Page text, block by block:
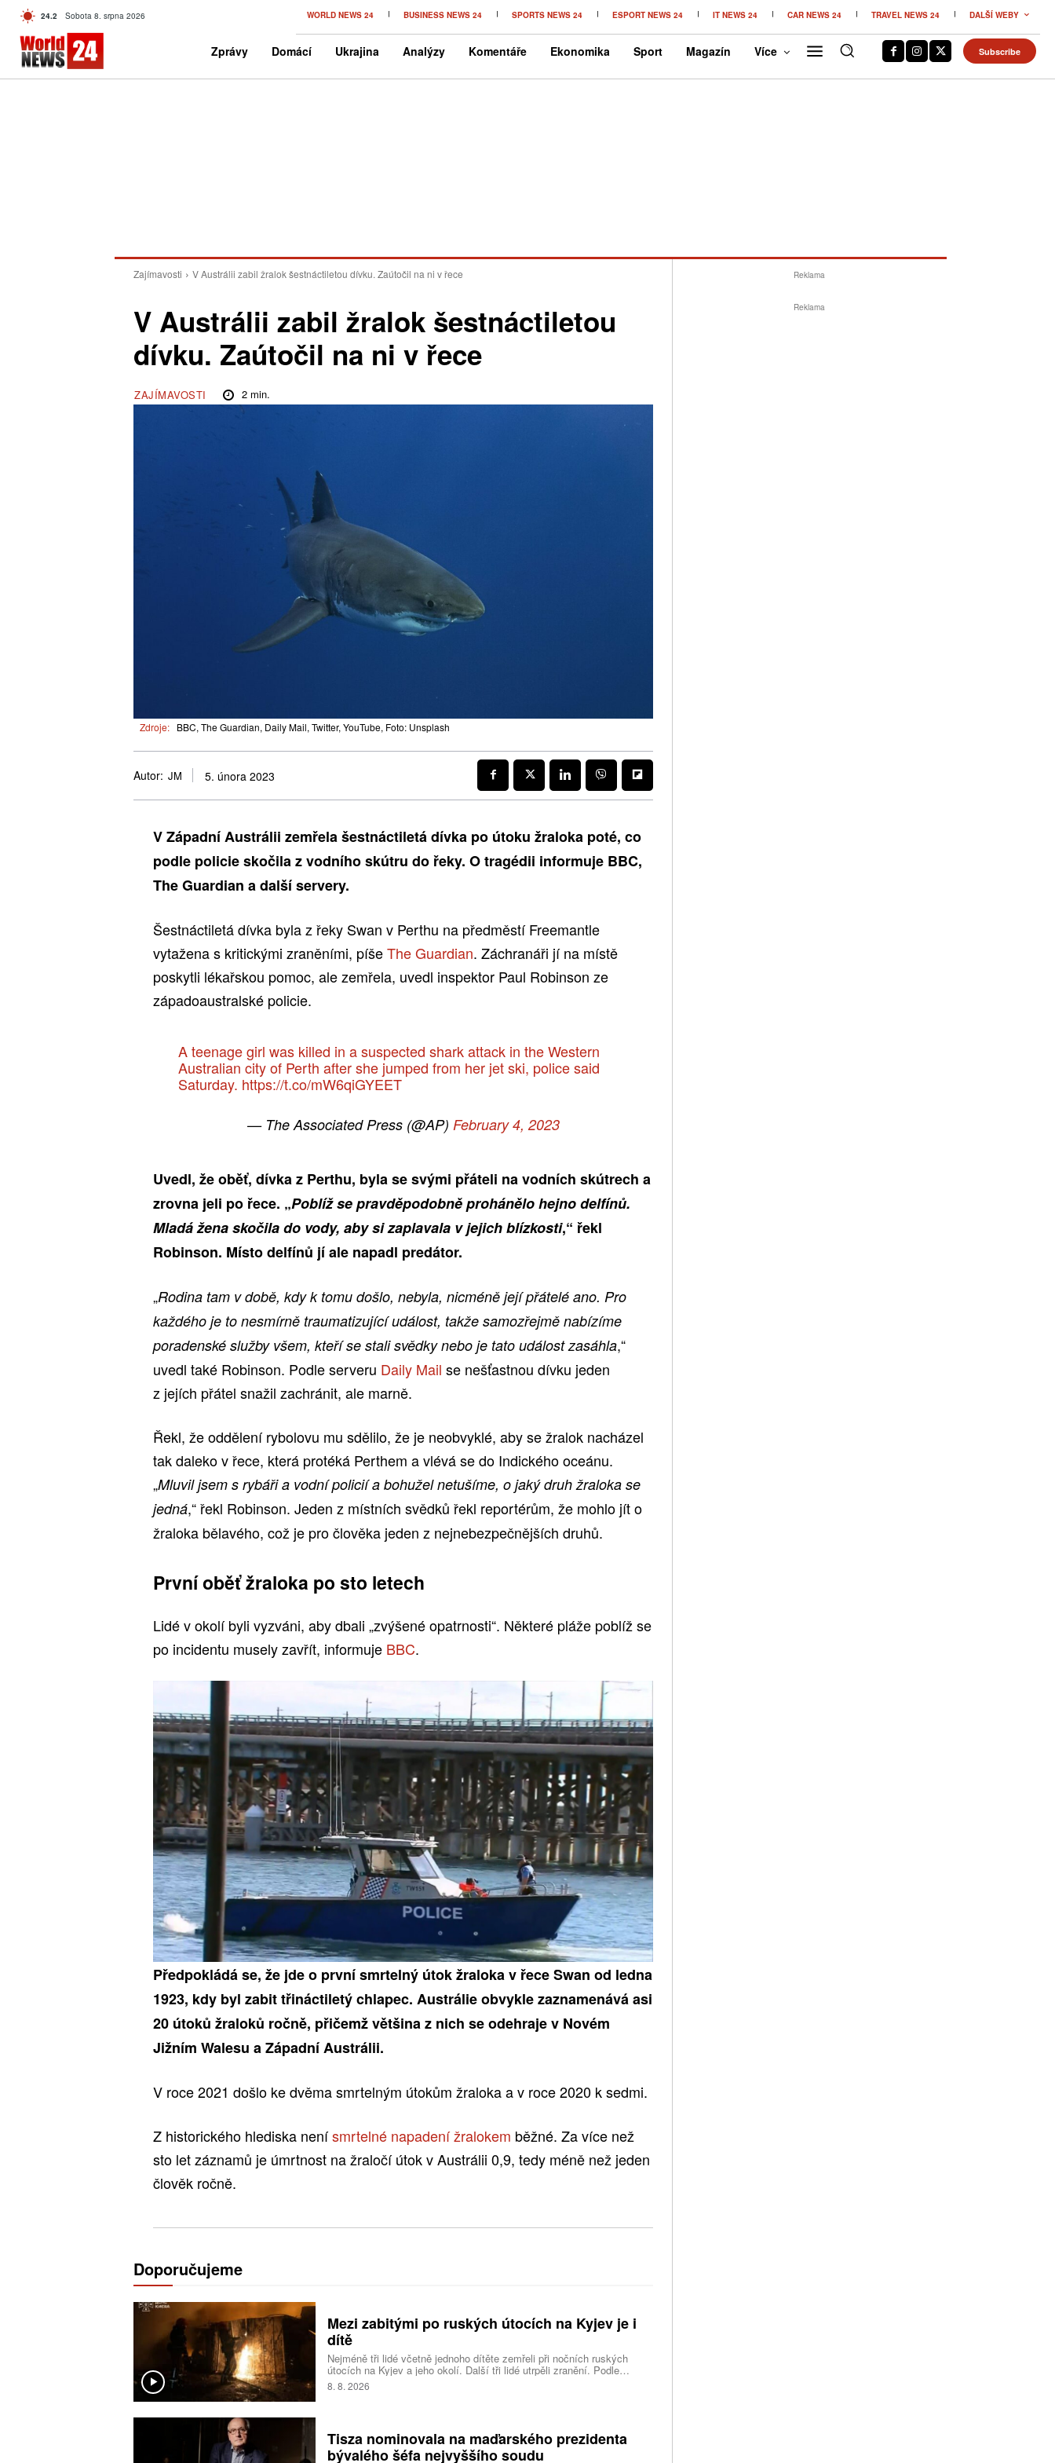
24.2 C Czech
Sobota 8. srpna 2026 WORLD NEWS 24 BUSINESS NEWS 24 SPORTS NEWS 24 ESPORT NEWS 24 IT NEWS 24 CAR NEWS 24 TRAVEL NEWS 24 DALŠÍ WEBY
Zprávy Domácí Ukrajina Analýzy Komentáře Ekonomika Sport Magazín Více Subscribe
Zajímavosti V Austrálii zabil žralok šestnáctiletou dívku. Zaútočil na ni v řece
V Austrálii zabil žralok šestnáctiletou
dívku. Zaútočil na ni v řece
ZAJÍMAVOSTI 2min.
Zdroje: BBC, The Guardian, Daily Mail, Twitter, YouTube, Foto: Unsplash
Autor: JM 5. února 2023
V Západní Austrálii zemřela šestnáctiletá dívka po útoku žraloka poté, co
podle policie skočila z vodního skútru do řeky. O tragédii informuje BBC,
The Guardian a další servery.
Šestnáctiletá dívka byla z řeky Swan v Perthu na předměstí Freemantle
vytažena s kritickými zraněními, píšeThe Guardian. Záchranáři jí na místě
poskytli lékařskou pomoc, ale zemřela, uvedl inspektor Paul Robinson ze
západoaustralské policie.
A teenage girl was killed in a suspected shark attack in the Western
Australian city of Perth after she jumped from her jet ski, police said
Saturday. https://t.co/mW6qiGYEET
— The Associated Press (@AP) February 4, 2023
Uvedl, že oběť, dívka z Perthu, byla se svými přáteli na vodních skútrech a
zrovna jeli po řece. „Poblíž se pravděpodobně prohánělo hejno delfínů.
Mladá žena skočila do vody, aby si zaplavala v jejich blízkosti,“ řekl
Robinson. Místo delfínů jí ale napadl predátor.
„Rodina tam v době, kdy k tomu došlo, nebyla, nicméně její přátelé ano. Pro
každého je to nesmírně traumatizující událost, takže samozřejmě nabízíme
poradenské služby všem, kteří se stali svědky nebo je tato událost zasáhla,“
uvedl také Robinson. Podle serveru Daily Mail se nešťastnou dívku jeden
z jejích přátel snažil zachránit, ale marně.
Řekl, že oddělení rybolovu mu sdělilo, že je neobvyklé, aby se žralok nacházel
tak daleko v řece, která protéká Perthem a vlévá se do Indického oceánu.
„Mluvil jsem s rybáři a vodní policií a bohužel netušíme, o jaký druh žraloka se
jedná,“ řekl Robinson. Jeden z místních svědků řekl reportérům, že mohlo jít o
žraloka bělavého, což je pro člověka jeden z nejnebezpečnějších druhů.
První oběť žraloka po sto letech
Lidé v okolí byli vyzváni, aby dbali „zvýšené opatrnosti“. Některé pláže poblíž se
po incidentu musely zavřít, informuje BBC.
Předpokládá se, že jde o první smrtelný útok žraloka v řece Swan od ledna
1923, kdy byl zabit třináctiletý chlapec. Austrálie obvykle zaznamenává asi
20 útoků žraloků ročně, přičemž většina z nich se odehraje v Novém
Jižním Walesu a Západní Austrálii.
V roce 2021 došlo ke dvěma smrtelným útokům žraloka a v roce 2020 k sedmi.
Z historického hlediska nenísmrtelné napadení žralokem běžné. Za více než
sto let záznamů je úmrtnost na žraločí útok v Austrálii 0,9, tedy méně než jeden
člověk ročně.
Doporučujeme
Mezi zabitými po ruských útocích na Kyjev je i
dítě
Nejméně tři lidé včetně jednoho dítěte zemřeli při nočních ruských
útocích na Kyjev a jeho okolí. Další tři lidé utrpěli zranění. Podle
ukrajinských úřadů Rusové použili mimo jiné balistické rakety.
8. 8. 2026
Tisza nominovala na maďarského prezidenta
bývalého šéfa nejvyššího soudu
Reklama
Reklama